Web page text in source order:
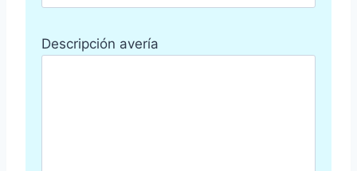
Descripción avería